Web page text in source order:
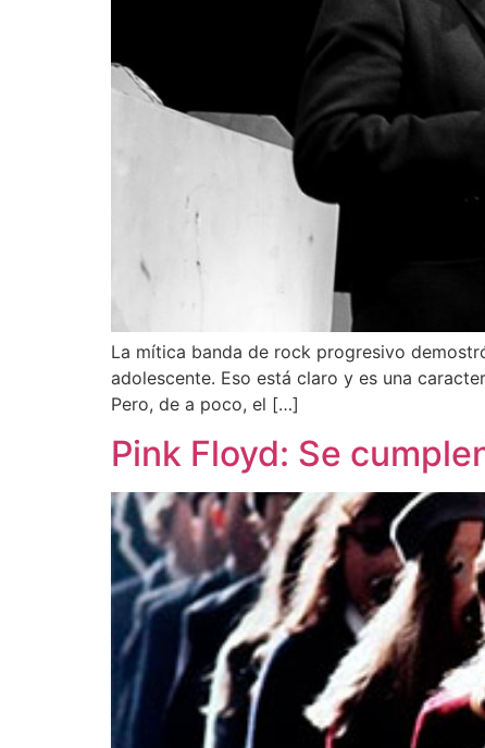
La mítica banda de rock progresivo
adolescente. Eso está claro y es una
Pero, de a poco, el […]
Pink Floyd: Se